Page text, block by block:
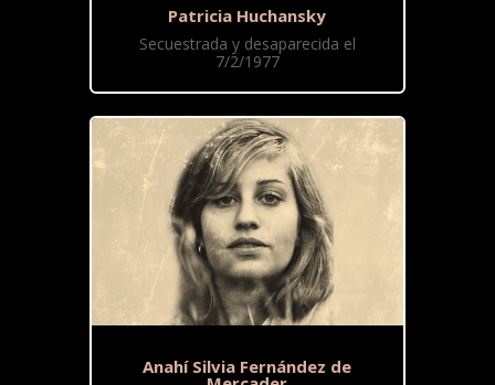
Patricia Huchansky
Secuestrada y desaparecida el
7/2/1977
Anahí Silvia Fernández de